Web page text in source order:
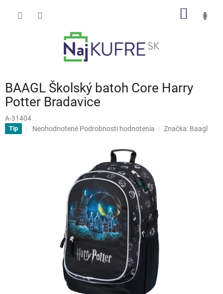
BAAGL Školský batoh Core Harry
Potter Bradavice
A-31404
Tip
Priemerné
Neohodnotené Podrobnosti hodnotenia Značka: Baagl